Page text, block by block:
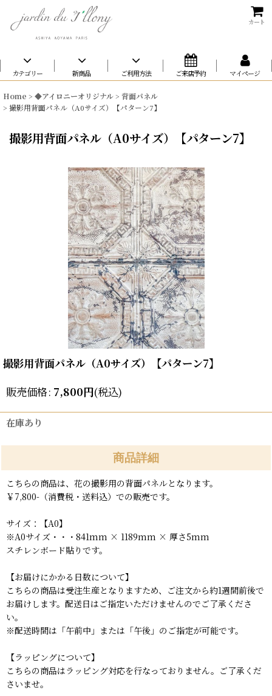
カート
カテゴリー 新商品 ご利用方法 ご来店予約 マイページ
Home > ◆アイロニーオリジナル> 背面パネル
> 撮影用背面パネル（A0サイズ）【パターン7】
撮影用背面パネル（A0サイズ）【パターン7】
撮影用背面パネル（A0サイズ）【パターン7】
販売価格: 7,800円(税込)
在庫あり
商品詳細
こちらの商品は、花の撮影用の背面パネルとなります。
￥7,800-（消費税・送料込）での販売です。
サイズ：【A0】
※A0サイズ・・・841mm × 1189mm × 厚さ5mm
スチレンボード貼りです。
【お届けにかかる日数について】
こちらの商品は受注生産となりますため、ご注文から約1週間前後で
お届けします。配送日はご指定いただけませんのでご了承くださ
い。
※配送時間は「午前中」または「午後」のご指定が可能です。
【ラッピングについて】
こちらの商品はラッピング対応を行なっておりません。ご了承くだ
さいませ。